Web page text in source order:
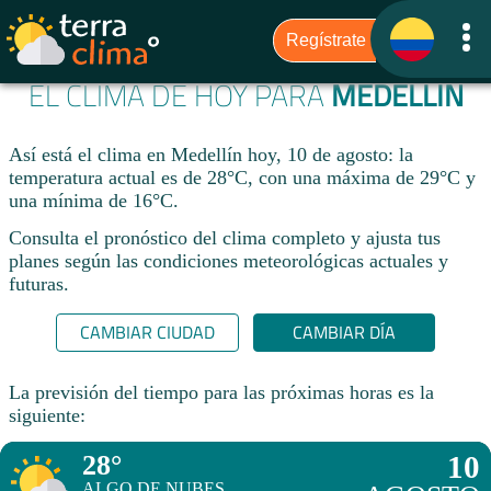
EL CLIMA DE HOY PARAMEDELLÍN
Así está el clima en Medellín hoy, 10 de agosto: la
temperatura actual es de 28°C, con una máxima de 29°C y
una mínima de 16°C.
Consulta el pronóstico del clima completo y ajusta tus
planes según las condiciones meteorológicas actuales y
futuras.
CAMBIAR CIUDAD CAMBIAR DÍA
La previsión del tiempo para las próximas horas es la
siguiente:
28° 10